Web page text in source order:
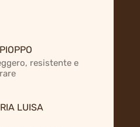
resistente e
LUISA